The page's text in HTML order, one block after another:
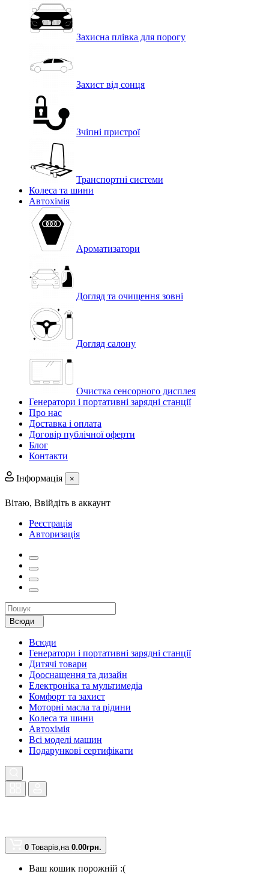
Захисна плівка для порогу
Захист від сонця
Зчіпні пристрої
Транспортні системи
Колеса та шини
Автохімія
Ароматизатори
Догляд та очищення зовні
Догляд салону
Очистка сенсорного дисплея
Генератори і портативні зарядні станції
Про нас
Доставка і оплата
Договір публічної оферти
Блог
Контакти
Інформація ×
Вітаю, Ввійдіть в аккаунт
Реєстрація
Авторизація
Всюди
Всюди
Генератори і портативні зарядні станції
Дитячі товари
Дооснащення та дизайн
Електроніка та мультимедіа
Комфорт та захист
Моторні масла та рідини
Колеса та шини
Автохімія
Всі моделі машин
Подарункові сертифікати
0 Товарів,на 0.00грн.
Ваш кошик порожній :(